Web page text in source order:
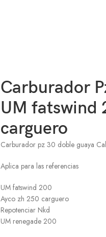
Carburador
UM fatswind
carguero
Carburador pz 30 doble guaya
Aplica para las referencias
UM fatswind 200
Ayco zh 250 carguero
Repotenciar Nkd
UM renegade 200